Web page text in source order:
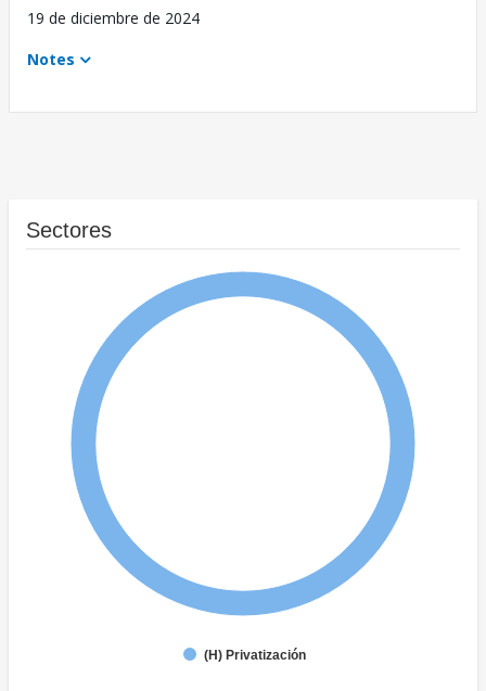
19 de diciembre de 2024
Notes
Sectores
(H) Privatización